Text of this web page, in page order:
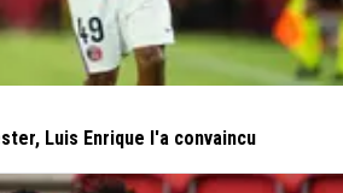
Luis Enrique l'a convaincu